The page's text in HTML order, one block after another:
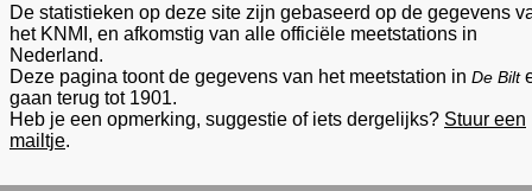
De statistieken op deze site zijn gebaseerd op de gegevens
het KNMI, en afkomstig van alle officiële meetstations in
Nederland.
Deze pagina toont de gegevens van het meetstation in De Bilt
gaan terug tot 1901.
Heb je een opmerking, suggestie of iets dergelijks? Stuur een
mailtje.